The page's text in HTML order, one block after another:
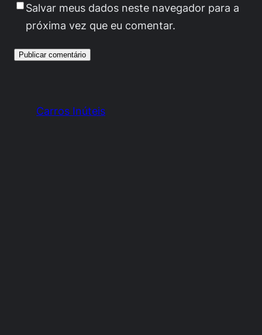
Salvar meus dados neste navegador para a
próxima vez que eu comentar.
Carros Inúteis